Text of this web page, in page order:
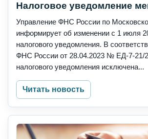
Налоговое уведомление
Управление ФНС России по
информирует об изменении с 1 июля
налогового уведомления. В
ФНС России от 28.04.2023 № ЕД-7-21/
налогового уведомления исключена...
Читать новость